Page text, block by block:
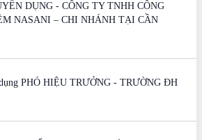
DỤNG - CÔNG TY TNHH CÔNG
NASANI – CHI NHÁNH TẠI CẦN
PHÓ HIỆU TRƯỞNG - TRƯỜNG ĐH